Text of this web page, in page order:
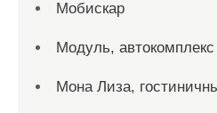
Мобискар
Модуль, автокомплекс
Мона Лиза,